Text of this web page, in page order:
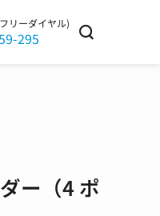
リーダイヤル)
295
ー（4 ポ